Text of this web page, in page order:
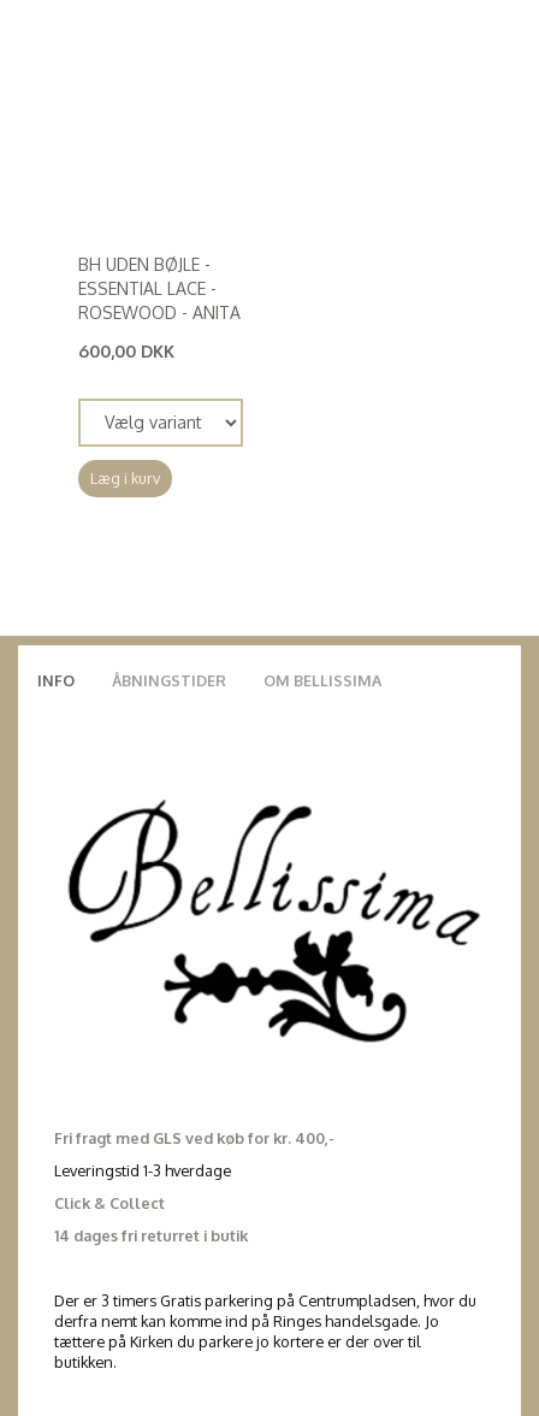
BH UDEN BØJLE -
ESSENTIAL LACE -
ROSEWOOD - ANITA
600,00 DKK
Læg i kurv
INFO ÅBNINGSTIDER OM BELLISSIMA
Fri fragt med GLS ved køb for kr. 400,-
Leveringstid 1-3 hverdage
Click & Collect
14 dages fri returret i butik
Der er 3 timers Gratis parkering på Centrumpladsen, hvor du
derfra nemt kan komme ind på Ringes handelsgade. Jo
tættere på Kirken du parkere jo kortere er der over til
butikken.